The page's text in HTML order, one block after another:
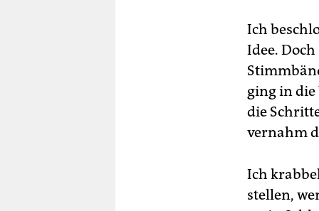
Ich
Idee.
ging in
die
vernahm
Ich
stellen,